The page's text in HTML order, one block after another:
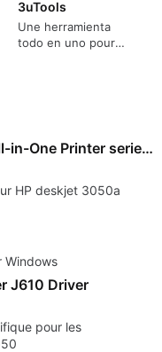
3uTools
Une herramienta
todo en uno pour
HP Deskjet 3050A e-All-in-One Printer series drivers
HP deskjet 3050a
Windows
J610 Driver
pour les